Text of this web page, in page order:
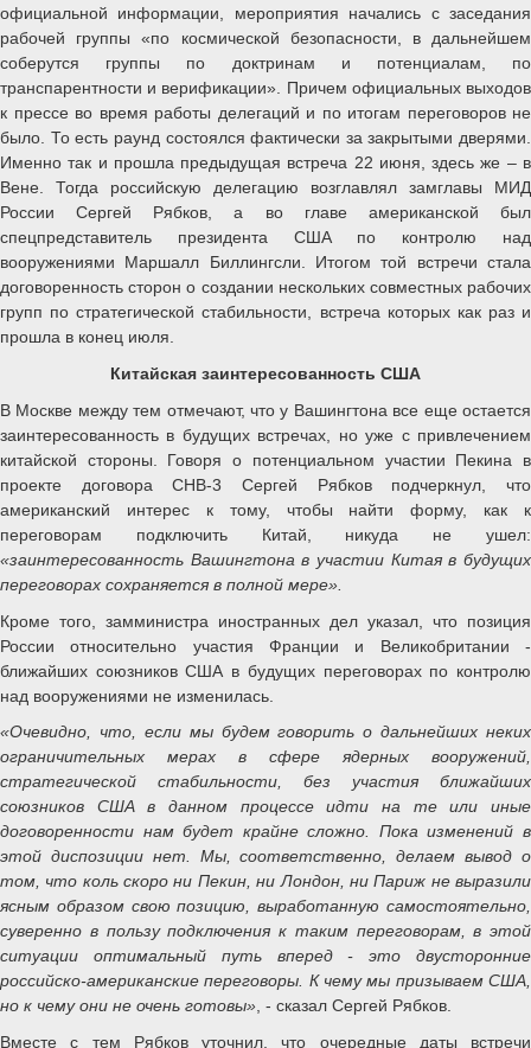
официальной информации, мероприятия начались с заседания
рабочей группы «по космической безопасности, в дальнейшем
соберутся группы по доктринам и потенциалам, по
транспарентности и верификации». Причем официальных выходов
к прессе во время работы делегаций и по итогам переговоров не
было. То есть раунд состоялся фактически за закрытыми дверями.
Именно так и прошла предыдущая встреча 22 июня, здесь же – в
Вене. Тогда российскую делегацию возглавлял замглавы МИД
России Сергей Рябков, а во главе американской был
спецпредставитель президента США по контролю над
вооружениями Маршалл Биллингсли. Итогом той встречи стала
договоренность сторон о создании нескольких совместных рабочих
групп по стратегической стабильности, встреча которых как раз и
прошла в конец июля.
Китайская заинтересованность США
В Москве между тем отмечают, что у Вашингтона все еще остается
заинтересованность в будущих встречах, но уже с привлечением
китайской стороны. Говоря о потенциальном участии Пекина в
проекте договора СНВ-3 Сергей Рябков подчеркнул, что
американский интерес к тому, чтобы найти форму, как к
переговорам подключить Китай, никуда не ушел:
«заинтересованность Вашингтона в участии Китая в будущих
переговорах сохраняется в полной мере».
Кроме того, замминистра иностранных дел указал, что позиция
России относительно участия Франции и Великобритании -
ближайших союзников США в будущих переговорах по контролю
над вооружениями не изменилась.
«Очевидно, что, если мы будем говорить о дальнейших неких
ограничительных мерах в сфере ядерных вооружений,
стратегической стабильности, без участия ближайших
союзников США в данном процессе идти на те или иные
договоренности нам будет крайне сложно. Пока изменений в
этой диспозиции нет. Мы, соответственно, делаем вывод о
том, что коль скоро ни Пекин, ни Лондон, ни Париж не выразили
ясным образом свою позицию, выработанную самостоятельно,
суверенно в пользу подключения к таким переговорам, в этой
ситуации оптимальный путь вперед - это двусторонние
российско-американские переговоры. К чему мы призываем США,
но к чему они не очень готовы», - сказал Сергей Рябков.
Вместе с тем Рябков уточнил, что очередные даты встречи